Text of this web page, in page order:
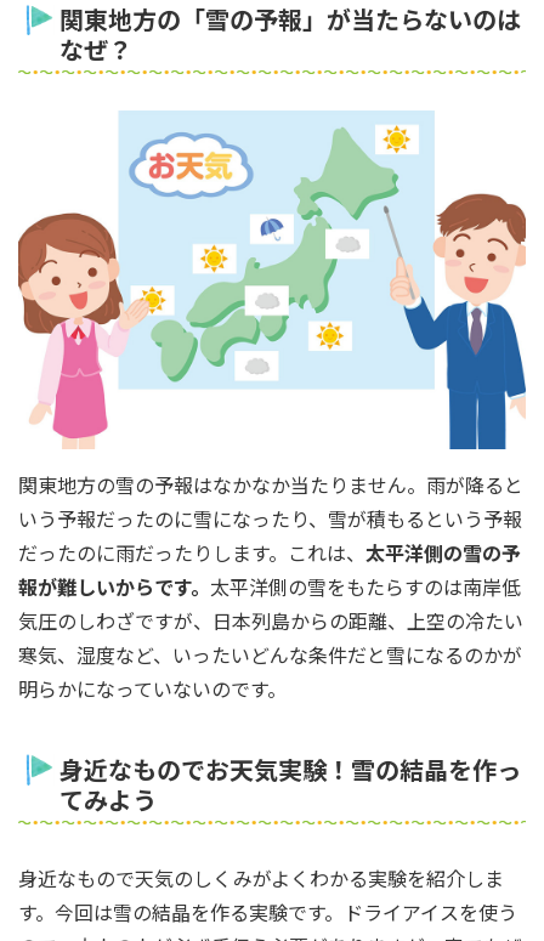
関東地方の「雪の予報」が当たらないのは
なぜ？
関東地方の雪の予報はなかなか当たりません。雨が降ると
いう予報だったのに雪になったり、雪が積もるという予報
だったのに雨だったりします。これは、 太平洋側の雪の予
報が難しいからです。 太平洋側の雪をもたらすのは南岸低
気圧のしわざですが、日本列島からの距離、上空の冷たい
寒気、湿度など、いったいどんな条件だと雪になるのかが
明らかになっていないのです。
身近なものでお天気実験！雪の結晶を作っ
てみよう
身近なもので天気のしくみがよくわかる実験を紹介しま
す。今回は雪の結晶を作る実験です。ドライアイスを使う